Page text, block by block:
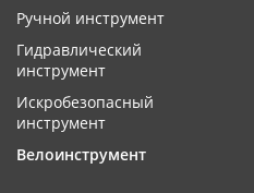
Ручной инструмент
Гидравлический
инструмент
Искробезопасный
инструмент
Велоинструмент